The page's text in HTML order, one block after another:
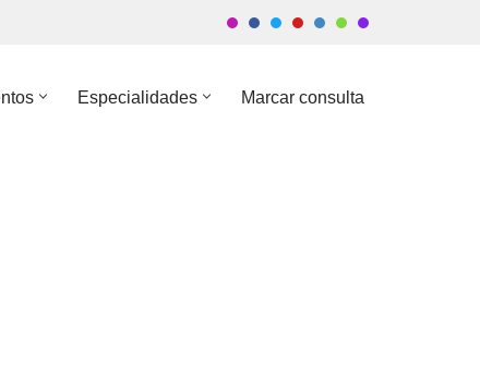
Especialidades Marcar consulta